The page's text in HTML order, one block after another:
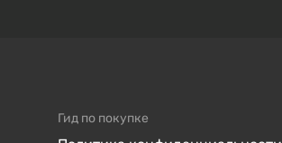
Гид по покупке